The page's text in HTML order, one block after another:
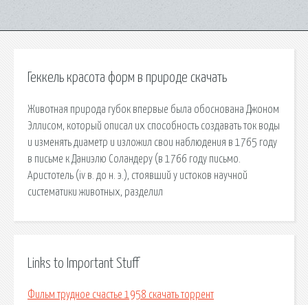
Геккель красота форм в природе скачать
Животная природа губок впервые была обоснована Джоном
Эллисом, который описал их способность создавать ток воды
и изменять диаметр и изложил свои наблюдения в 1765 году
в письме к Даниэлю Соландеру (в 1766 году письмо.
Аристотель (iv в. до н. э.), стоявший у истоков научной
систематики животных, разделил
Links to Important Stuff
Фильм трудное счастье 1958 скачать торрент